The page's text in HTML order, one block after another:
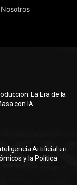
La Era de la
con IA
Artificial en
y la Política